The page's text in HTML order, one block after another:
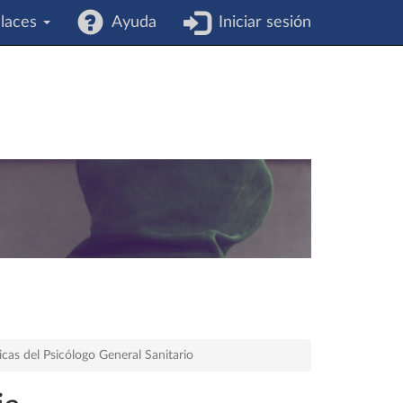
Ayuda Iniciar sesión
del Psicólogo General Sanitario